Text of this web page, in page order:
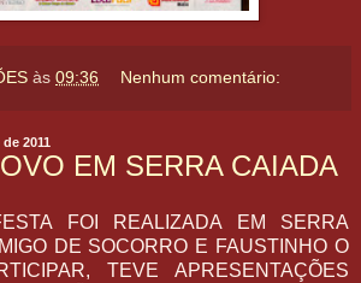
às 09:36 Nenhum comentário:
2011
EM SERRA CAIADA
FOI REALIZADA EM SERRA
DE SOCORRO E FAUSTINHO O
TEVE APRESENTAÇÕES